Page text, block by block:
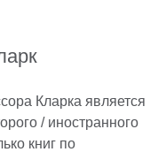
Кларка является
/ иностранного
книг по